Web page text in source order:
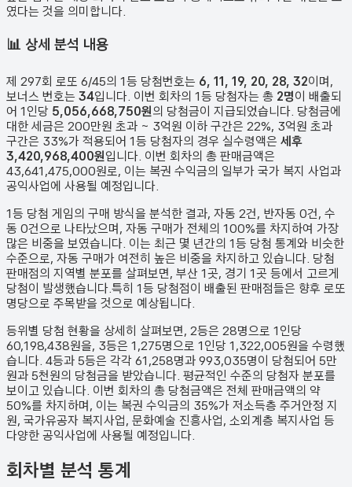
였다는 것을 의미합니다.
📊 상세 분석 내용
제 297회 로또 6/45의 1등 당첨번호는 6, 11, 19, 20, 28, 32이며,
보너스 번호는 34입니다. 이번 회차의 1등 당첨자는 총 2명이 배출되
어 1인당 5,056,668,750원의 당첨금이 지급되었습니다. 당첨금에
대한 세금은 200만원 초과 ~ 3억원 이하 구간은 22%, 3억원 초과
구간은 33%가 적용되어 1등 당첨자의 경우 실수령액은 세후
3,420,968,400원입니다. 이번 회차의 총 판매금액은
43,641,475,000원로, 이는 복권 수익금의 일부가 국가 복지 사업과
공익사업에 사용될 예정입니다.
1등 당첨 게임의 구매 방식을 분석한 결과, 자동 2건, 반자동 0건, 수
동 0건 으로 나타났으며, 자동 구매가 전체의 100%를 차지하여 가장
많은 비중을 보였습니다. 이는 최근 몇 년간의 1등 당첨 통계와 비슷한
수준으로, 자동 구매가 여전히 높은 비중을 차지하고 있습니다. 당첨
판매점의 지역별 분포를 살펴보면, 부산 1곳, 경기 1곳 등에서 고르게
당첨이 발생했습니다. 특히 1등 당첨점이 배출된 판매점들은 향후 로또
명당으로 주목받을 것으로 예상됩니다.
등위별 당첨 현황을 상세히 살펴보면, 2등은 28명으로 1인당
60,198,438원을, 3등은 1,275명으로 1인당 1,322,005원을 수령했
습니다. 4등과 5등은 각각 61,258명과 993,035명이 당첨되어 5만
원과 5천원의 당첨금을 받았습니다. 평균적인 수준의 당첨자 분포를
보이고 있습니다. 이번 회차의 총 당첨금액은 전체 판매금액의 약
50%를 차지하며, 이는 복권 수익금의 35%가 저소득층 주거안정 지
원, 국가유공자 복지사업, 문화예술 진흥사업, 소외계층 복지사업 등
다양한 공익사업에 사용될 예정입니다.
회차별 분석 통계